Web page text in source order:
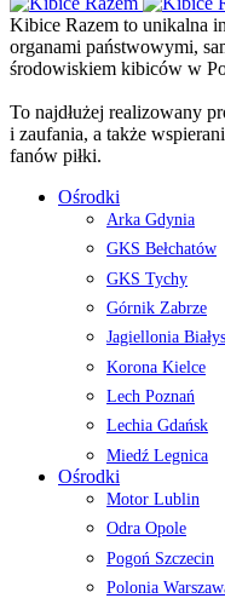
Kibice Razem to unikalna
organami państwowymi,
środowiskiem kibiców w
To najdłużej realizowany
i zaufania, a także
fanów piłki.
Ośrodki
Arka Gdynia
GKS Bełchatów
GKS Tychy
Górnik Zabrze
Jagiellonia
Korona Kielce
Lech Poznań
Lechia Gdańsk
Miedź Legnica
Ośrodki
Motor Lublin
Odra Opole
Pogoń Szczecin
Polonia